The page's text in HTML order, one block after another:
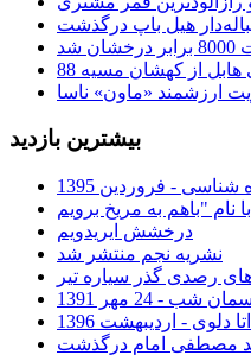
هیل باپ درگذشت
از کهشان مسیه 88
ارزشمند «ماون» ناسا
بیشترین بازدید
- فروردین 1395
درخشش ایریدویم
نشریه نجم منتشر شد
رصدی گذر سیاره تیر
- 24 مهر 1391
دلوی - اردیبهشت 1396
مصطفی امام درگذشت